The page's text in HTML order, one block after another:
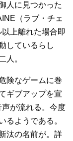
人に見つかった
（ラブ・チェ
上離れた場合即
しているらし
人。
険なゲームに巻
ギブアップを宣
が流れる。今度
るようである。
汰の名前が。詳